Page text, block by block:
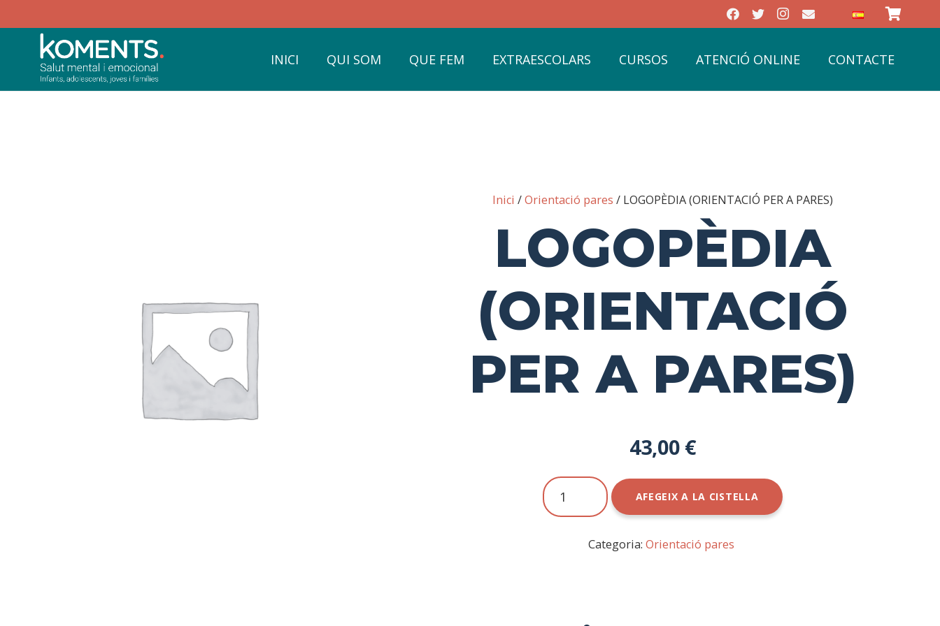
INICI QUI SOM QUE FEM EXTRAESCOLARS CURSOS ATENCIÓ ONLINE CONTACTE
Inici /Orientació pares / LOGOPÈDIA (ORIENTACIÓ PER A PARES)
LOGOPÈDIA
(ORIENTACIÓ
PER A PARES)
43,00 €
quantitat
de
(ORIENTACIÓ
AFEGEIX A LA CISTELLA
Categoria: Orientació pares